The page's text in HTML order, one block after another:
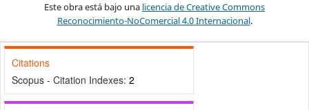
Este obra está bajo una licencia de Creative Commons
Reconocimiento-NoComercial 4.0 Internacional.
Citations
Scopus - Citation Indexes: 2